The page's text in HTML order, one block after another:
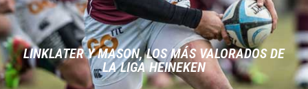
LINKLATER Y MASON, LOS MÁS VALORADOS DE
LA LIGA HEINEKEN